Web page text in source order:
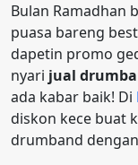
Bulan Ramadhan
puasa bareng
dapetin promo
nyari jual
ada kabar baik! Di
diskon kece buat
drumband